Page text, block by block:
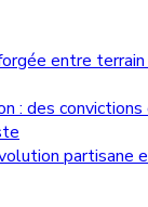
entre
: des
partisane